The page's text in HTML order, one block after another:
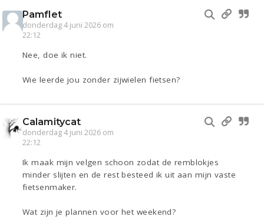
Pamflet
donderdag 4 juni 2026 om
22:12
Nee, doe ik niet.
Wie leerde jou zonder zijwielen fietsen?
Calamitycat
donderdag 4 juni 2026 om
22:12
Ik maak mijn velgen schoon zodat de remblokjes
minder slijten en de rest besteed ik uit aan mijn vaste
fietsenmaker.
Wat zijn je plannen voor het weekend?